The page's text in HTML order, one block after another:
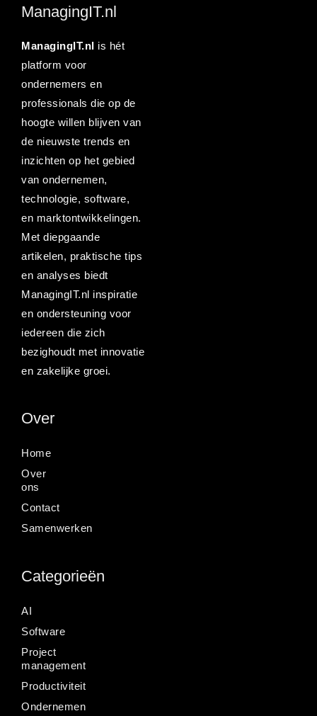
ManagingIT.nl
ManagingIT.nl is hét
platform voor
ondernemers en
professionals die op de
hoogte willen blijven van
de nieuwste trends en
inzichten op het gebied
van ondernemen,
technologie, software,
en marktontwikkelingen.
Met diepgaande
artikelen, praktische tips
en analyses biedt
ManagingIT.nl inspiratie
en ondersteuning voor
iedereen die zich
bezighoudt met innovatie
en zakelijke groei.
Over
Home
Over
ons
Contact
Samenwerken
Categorieën
AI
Software
Project
management
Productiviteit
Ondernemen